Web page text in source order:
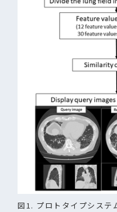
図1. プロトタイプシステ